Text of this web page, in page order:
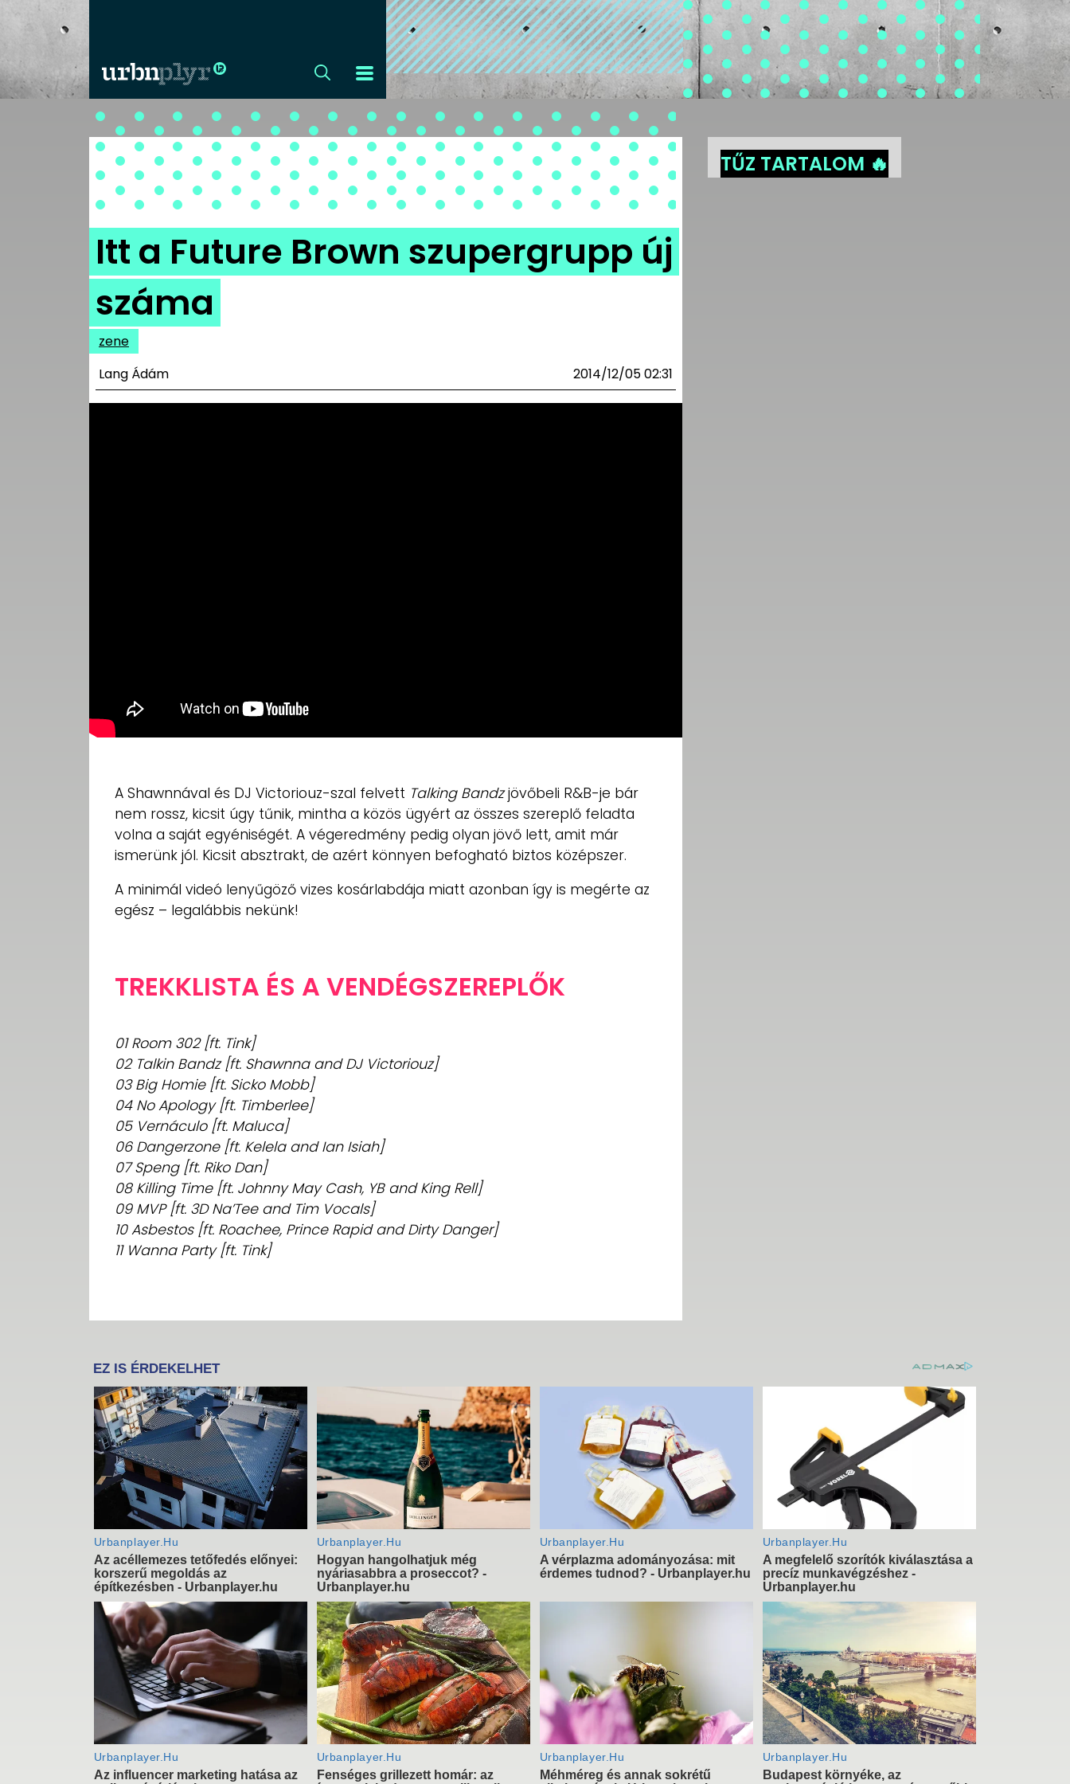
CÍMLAP
DIZÁJN
DIVAT
HIP
KULT
ZENE
Itt a Future Brown szupergrupp új
száma
zene
Lang Ádám
2014/12/05 02:31
A Shawnnával és DJ Victoriouz-szal felvett Talking Bandzjövőbeli R&B-je bár
nem rossz, kicsit úgy tűnik, mintha a közös ügyért az összes szereplő feladta
volna a saját egyéniségét. A végeredmény pedig olyan jövő lett, amit már
ismerünk jól. Kicsit absztrakt, de azért könnyen befogható biztos középszer.
A minimál videó lenyűgöző vizes kosárlabdája miatt azonban így is megérte az
egész – legalábbis nekünk!
TREKKLISTA ÉS A VENDÉGSZEREPLŐK
01 Room 302 [ft. Tink]
02 Talkin Bandz [ft. Shawnna and DJ Victoriouz]
03 Big Homie [ft. Sicko Mobb]
04 No Apology [ft. Timberlee]
05 Vernáculo [ft. Maluca]
06 Dangerzone [ft. Kelela and Ian Isiah]
07 Speng [ft. Riko Dan]
08 Killing Time [ft. Johnny May Cash, YB and King Rell]
09 MVP [ft. 3D Na’Tee and Tim Vocals]
10 Asbestos [ft. Roachee, Prince Rapid and Dirty Danger]
11 Wanna Party [ft. Tink]
TŰZ TARTALOM 🔥